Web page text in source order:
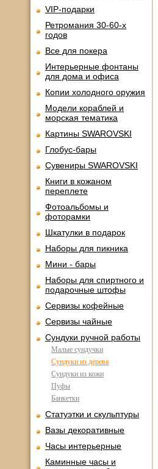
VIP-подарки
Ретромания 30-60-х
годов
Все для покера
Интерьерные фонтаны
для дома и офиса
Копии холодного оружия
Модели кораблей и
морская тематика
Картины SWAROVSKI
Глобус-бары
Сувениры SWAROVSKI
Книги в кожаном
переплете
Фотоальбомы и
фоторамки
Шкатулки в подарок
Наборы для пикника
Мини - бары
Наборы для спиртного и
подарочные штофы
Сервизы кофейные
Сервизы чайные
Сундуки ручной работы
Малые сундучки
Сундуки из дерева
Сундуки из кожи
Пуфы
Банкетки
Статуэтки и скульптуры
Вазы декоративные
Часы интерьерные
Каминные часы и